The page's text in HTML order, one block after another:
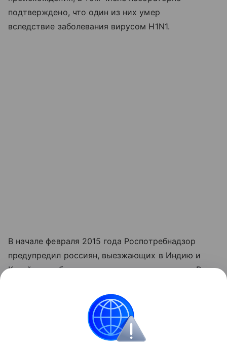
подтверждено, что один из них умер
вследствие заболевания вирусом H1N1.
В начале февраля 2015 года Роспотребнадзор
предупредил россиян, выезжающих в Индию и
Китай, о необходимости прививок от гриппа. В